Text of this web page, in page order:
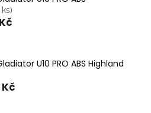
ks)
U10 PRO ABS Highland